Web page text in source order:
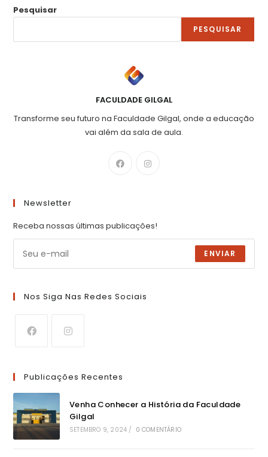
Pesquisar
PESQUISAR
FACULDADE GILGAL
Transforme seu futuro na Faculdade Gilgal, onde a educação
vai além da sala de aula.
Newsletter
Receba nossas últimas publicações!
ENVIAR
Nos Siga Nas Redes Sociais
Publicações Recentes
Venha Conhecer a História da Faculdade
Gilgal
SETEMBRO 9, 2024 / 0 COMENTÁRIO